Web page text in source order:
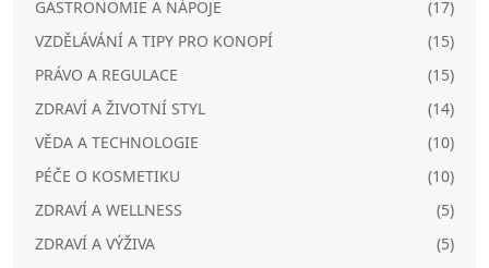
GASTRONOMIE A NÁPOJE
(17)
VZDĚLÁVÁNÍ A TIPY PRO KONOPÍ
(15)
PRÁVO A REGULACE
(15)
ZDRAVÍ A ŽIVOTNÍ STYL
(14)
VĚDA A TECHNOLOGIE
(10)
PÉČE O KOSMETIKU
(10)
ZDRAVÍ A WELLNESS
(5)
ZDRAVÍ A VÝŽIVA
(5)